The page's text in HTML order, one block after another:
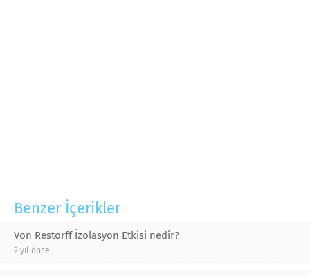
Benzer İçerikler
Von Restorff İzolasyon Etkisi nedir?
2 yıl önce